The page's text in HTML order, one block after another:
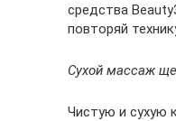
средства
повторяй
Сухой массаж
Чистую и сухую